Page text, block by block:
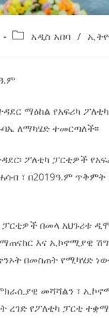
አዲስ አበባ /
ማዕከል የአፍሪካ
ለማካሄድ ተመርጣለች፡፡
ፖለቲካ ፓርቲዎች
፣ በ2019ዓ.ም ጥቅምት
ፓርቲዎች በመላ አህጉሪቱ
እና ኢኮኖሚያዊ
በመስጠት የሚካሄድ
መሻሻልን ፣
ረገድ የፖለቲካ ፓርቲ